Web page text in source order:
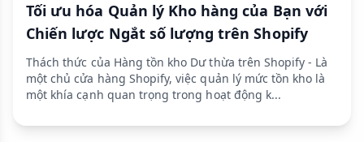
Tối ưu hóa Quản lý Kho hàng của Bạn với
Chiến lược Ngắt số lượng trên Shopify
Thách thức của Hàng tồn kho Dư thừa trên Shopify - Là
một chủ cửa hàng Shopify, việc quản lý mức tồn kho là
một khía cạnh quan trọng trong hoạt động k...